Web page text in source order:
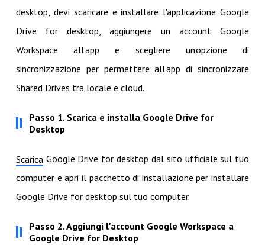
desktop, devi scaricare e installare l'applicazione Google
Drive for desktop, aggiungere un account Google
Workspace all'app e scegliere un'opzione di
sincronizzazione per permettere all'app di sincronizzare
Shared Drives tra locale e cloud.
Passo 1. Scarica e installa Google Drive for
Desktop
Scarica Google Drive for desktop dal sito ufficiale sul tuo
computer e apri il pacchetto di installazione per installare
Google Drive for desktop sul tuo computer.
Passo 2. Aggiungi l'account Google Workspace a
Google Drive for Desktop